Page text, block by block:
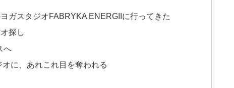
ガスタジオFABRYKA ENERGIIに行ってきた
探し
へ
に、あれこれ目を奪われる